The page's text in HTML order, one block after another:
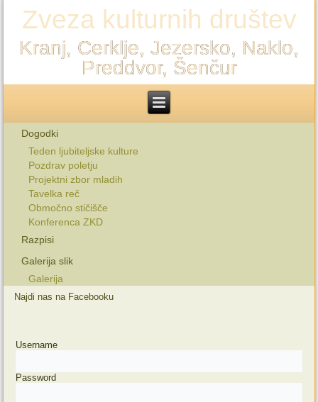
Zveza kulturnih društev
Kranj, Cerklje, Jezersko, Naklo,
Preddvor, Šenčur
Dogodki
Teden ljubiteljske kulture
Pozdrav poletju
Projektni zbor mladih
Tavelka reč
Območno stičišče
Konferenca ZKD
Razpisi
Galerija slik
Galerija
Najdi nas na Facebooku
Username
Password